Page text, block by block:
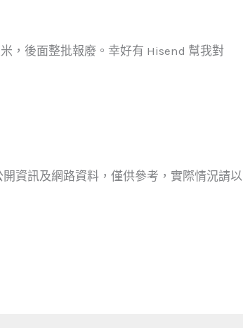
，後面整批報廢。幸好有 Hisend 幫我對
資訊及網路資料，僅供參考，實際情況請以